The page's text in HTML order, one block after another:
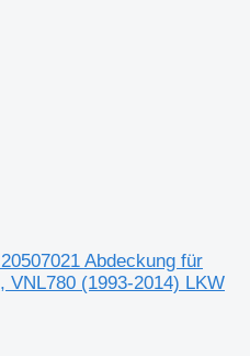
Abdeckung für
VNL780 (1993-2014) LKW